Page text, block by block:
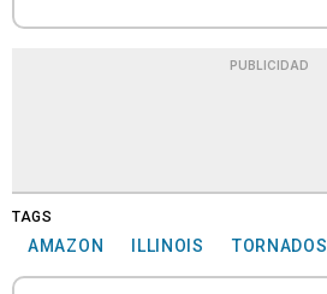
PUBLICIDAD
TAGS
AMAZON ILLINOIS TORNADOS